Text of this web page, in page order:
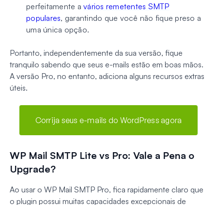
perfeitamente a vários remetentes SMTP
populares, garantindo que você não fique preso a
uma única opção.
Portanto, independentemente da sua versão, fique
tranquilo sabendo que seus e-mails estão em boas mãos.
A versão Pro, no entanto, adiciona alguns recursos extras
úteis.
Corrija seus e-mails do WordPress agora
WP Mail SMTP Lite vs Pro: Vale a Pena o
Upgrade?
Ao usar o WP Mail SMTP Pro, fica rapidamente claro que
o plugin possui muitas capacidades excepcionais de